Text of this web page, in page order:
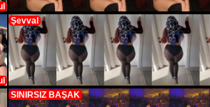
Şevval
SINIRSIZ BAŞAK